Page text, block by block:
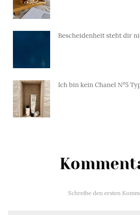
Bescheidenheit steht dir
Ich bin kein Chanel N°5
Schreibe den ersten